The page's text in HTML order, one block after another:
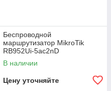
Беспроводной
маршрутизатор MikroTik
RB952Ui-5ac2nD
В наличии
Цену уточняйте